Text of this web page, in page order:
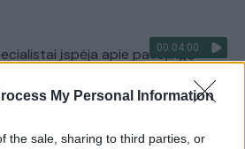
My Personal Information
the sale, sharing to third parties, or
00:04:00
įspėja apie pavojingą